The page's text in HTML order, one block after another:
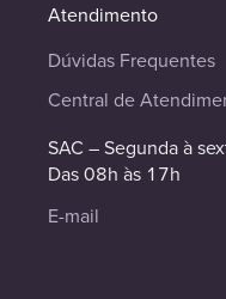
Atendimento
Dúvidas Frequentes
Central de
SAC – Segunda à
Das 08h às 17h
E-mail